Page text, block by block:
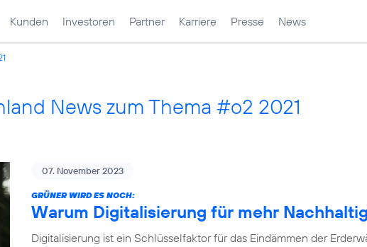
Kunden Investoren Partner Karriere Presse News
News zum Thema #o2 2021
07. November 2023
GRÜNER WIRD ES NOCH:
Warum Digitalisierung für mehr
Digitalisierung ist ein Schlüsselfaktor für das Eindämmen der